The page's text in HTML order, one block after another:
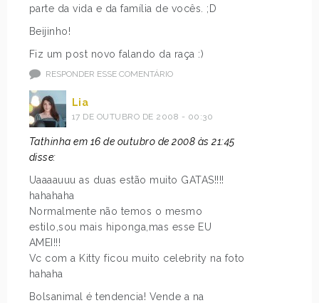
parte da vida e da família de vocês. ;D
Beijinho!
Fiz um post novo falando da raça :)
RESPONDER ESSE COMENTÁRIO
Lia
17 DE OUTUBRO DE 2008 - 00:30
Tathinha em 16 de outubro de 2008 às 21:45
disse:
Uaaaauuu as duas estão muito GATAS!!!!
hahahaha
Normalmente não temos o mesmo
estilo,sou mais hiponga,mas esse EU
AMEI!!!
Vc com a Kitty ficou muito celebrity na foto
hahaha
Bolsanimal é tendencia! Vende a na